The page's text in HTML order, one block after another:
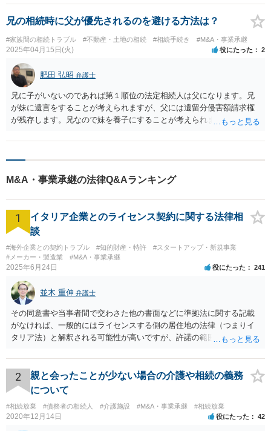
兄の相続時に父が優先されるのを避ける方法は？
#家族間の相続トラブル #不動産・土地の相続 #相続手続き #M&A・事業承継
2025年04月15日(火) 役にたった 2
肥田 弘昭 弁護士
兄に子がいないのであれば第１順位の法定相続人は父になります。兄
が妹に遺言をすることが考えられますが、父には遺留分侵害額請求権
が残存します。兄なので妹を養子にすることが考えられます。これに
なく受取人が妹であれば受取が可能です。ご参考にしてください。
M&A・事業承継の法律Q&Aランキング
1
イタリア企業とのライセンス契約に関する法律相
談
#海外企業との契約トラブル #知的財産・特許
#スタートアップ・新規事業
#メーカー・製造業
#M&A・事業承継
2025年6月24日 役にたった 241
並木 重伸 弁護士
その同意書や当事者間で交わさた他の書面などに準拠法に関する記載
がなければ、一般的にはライセンスする側の居住地の法律（つまりイ
タリア法）と解釈される可能性が高いですが、許諾の範囲が日本国内
あります。 なお、仮に日本法になるとしても、新しい会社との間で契
約が有効かどうかは、ライセンスされた権利の種類（著作権、商標
権、特許権など）や契約の時期などを見て判断する必要があります。
れますので、弁護士に直接相談されることをお勧めします。
2
親と会ったことが少ない場合の介護や相続の義務
について
#相続放棄 #債務者の相続人 #介護施設 #M&A・事業承継 #相続放棄
2020年12月14日 役にたった 42